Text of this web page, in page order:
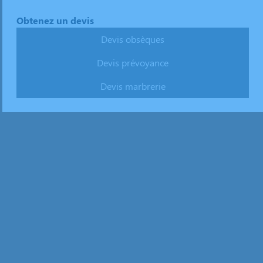
Obtenez un devis
Devis obsèques
Devis prévoyance
Devis marbrerie